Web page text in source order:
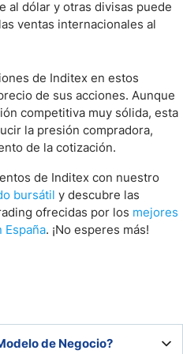
al dólar y otras divisas puede
ventas internacionales al
de Inditex en estos
de sus acciones. Aunque
competitiva muy sólida, esta
la presión compradora,
de la cotización.
de Inditex con nuestro
bursátil y descubre las
ofrecidas por los mejores
España. ¡No esperes más!
de Negocio?